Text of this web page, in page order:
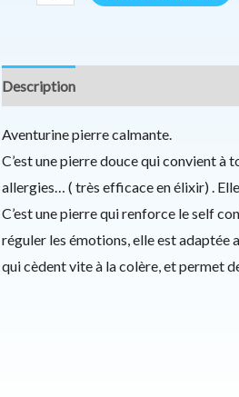
Description
Aventurine pierre calmante.
C’est une pierre douce qui convient à
allergies… ( très efficace en élixir) .
C’est une pierre qui renforce le self
réguler les émotions, elle est adaptée
qui cèdent vite à la colère, et permet